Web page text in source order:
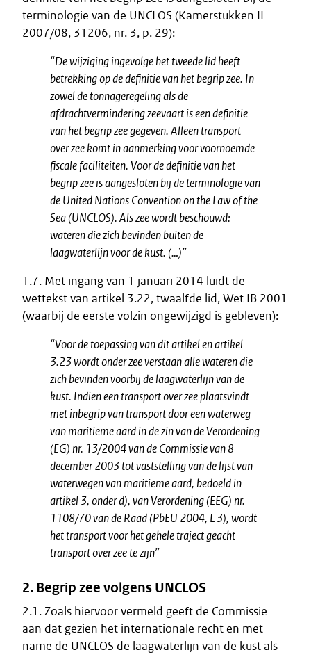
terminologie van de UNCLOS (Kamerstukken II
2007/08, 31206, nr. 3, p. 29):
“De wijziging ingevolge het tweede lid heeft
betrekking op de definitie van het begrip zee. In
zowel de tonnageregeling als de
afdrachtvermindering zeevaart is een definitie
van het begrip zee gegeven. Alleen transport
over zee komt in aanmerking voor voornoemde
fiscale faciliteiten. Voor de definitie van het
begrip zee is aangesloten bij de terminologie van
de United Nations Convention on the Law of the
Sea (UNCLOS). Als zee wordt beschouwd:
wateren die zich bevinden buiten de
laagwaterlijn voor de kust. (…)”
1.7. Met ingang van 1 januari 2014 luidt de
wettekst van artikel 3.22, twaalfde lid, Wet IB 2001
(waarbij de eerste volzin ongewijzigd is gebleven):
“Voor de toepassing van dit artikel en artikel
3.23 wordt onder zee verstaan alle wateren die
zich bevinden voorbij de laagwaterlijn van de
kust. Indien een transport over zee plaatsvindt
met inbegrip van transport door een waterweg
van maritieme aard in de zin van de Verordening
(EG) nr. 13/2004 van de Commissie van 8
december 2003 tot vaststelling van de lijst van
waterwegen van maritieme aard, bedoeld in
artikel 3, onder d), van Verordening (EEG) nr.
1108/70 van de Raad (PbEU 2004, L 3), wordt
het transport voor het gehele traject geacht
transport over zee te zijn”
2. Begrip zee volgens UNCLOS
2.1. Zoals hiervoor vermeld geeft de Commissie
aan dat gezien het internationale recht en met
name de UNCLOS de laagwaterlijn van de kust als